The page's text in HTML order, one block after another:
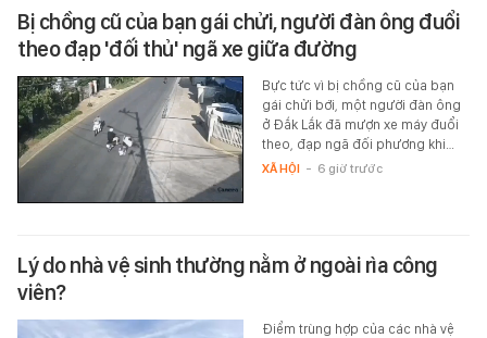
Bị chồng cũ của bạn gái chửi, người đàn ông đuổi
theo đạp 'đối thủ' ngã xe giữa đường
Bực tức vì bị chồng cũ của bạn
gái chửi bới, một người đàn ông
ở Đắk Lắk đã mượn xe máy đuổi
theo, đạp ngã đối phương khi…
XÃ HỘI - 6 giờ trước
Lý do nhà vệ sinh thường nằm ở ngoài rìa công
viên?
Điểm trùng hợp của các nhà vệ